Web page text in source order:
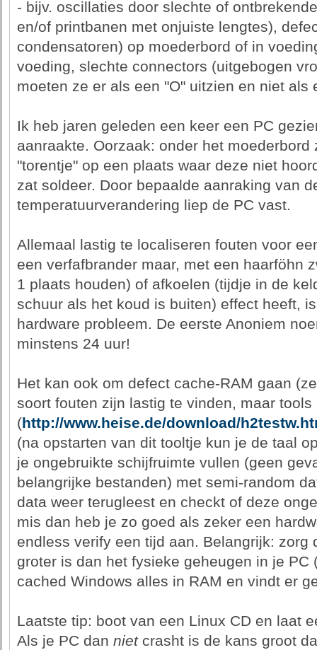
- bijv. oscillaties door slechte of
en/of printbanen met onjuiste lengtes),
condensatoren) op moederbord of in
voeding, slechte connectors (uitgebogen
moeten ze er als een "O" uitzien en niet als
Ik heb jaren geleden een keer een PC
aanraakte. Oorzaak: onder het
"torentje" op een plaats waar deze niet
zat soldeer. Door bepaalde aanraking van
temperatuurverandering liep de PC vast.
Allemaal lastig te localiseren fouten voor
een verfafbrander maar, met een haarföhn
1 plaats houden) of afkoelen (tijdje in de
schuur als het koud is buiten) effect heeft,
hardware probleem. De eerste Anoniem
minstens 24 uur!
Het kan ook om defect cache-RAM gaan
soort fouten zijn lastig te vinden, maar tools
(http://www.heise.de/download/
(na opstarten van dit tooltje kun je de taal
je ongebruikte schijfruimte vullen (geen
belangrijke bestanden) met semi-random
data weer terugleest en checkt of deze
mis dan heb je zo goed als zeker een
endless verify een tijd aan. Belangrijk: zorg
groter is dan het fysieke geheugen in je PC
cached Windows alles in RAM en vindt er
Laatste tip: boot van een Linux CD en laat
Als je PC dan nietcrasht is de kans groot